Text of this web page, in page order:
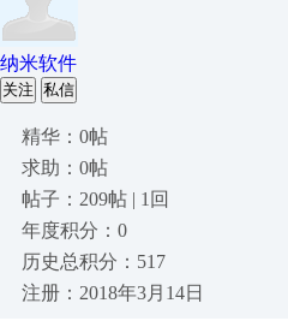
纳米软件
关注 私信
精华：0帖
求助：0帖
帖子：209帖 | 1回
年度积分：0
历史总积分：517
注册：2018年3月14日